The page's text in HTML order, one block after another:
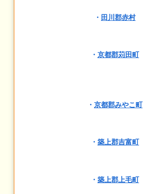
・ 田川郡赤村
・ 京都郡苅田町
・ 京都郡みやこ町
・ 築上郡吉富町
・ 築上郡上毛町